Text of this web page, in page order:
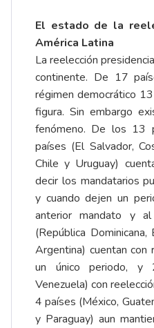
El estado de la
América Latina
La reelección
continente. De 17
régimen democrático
figura. Sin embargo
fenómeno. De los 13
países (El Salvador,
Chile y Uruguay)
decir los mandatarios
y cuando dejen un
anterior mandato y
(República
Argentina) cuentan con
un único periodo, y
Venezuela) con
4 países (México,
y Paraguay) aun